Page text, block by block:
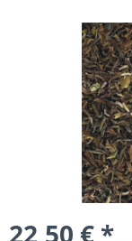
22,50 € *